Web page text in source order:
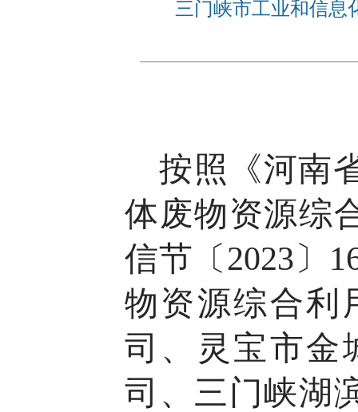
三门峡市工业和信息
按照《河南
体废物资源综
信节〔 2023 〕
物资源综合利
司、灵宝市金
司、三门峡湖